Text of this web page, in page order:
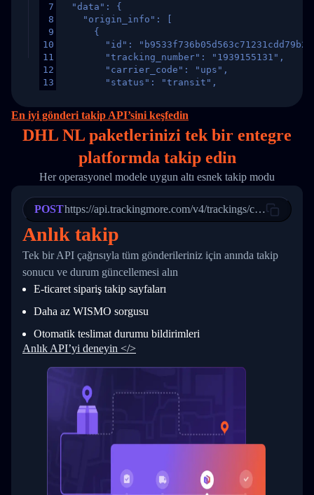
7
8
9
10
11
12
13
16
17
20
21
22
23
24
25
27
28
29
31
33
34
  "data": {
    "origin_info": [
      {
"id":
        "tracking_number": "1939155131",
        "carrier_code": "ups",
        "status": "transit",
        "itemTimeLength": 2,
        "weblink": "",
        "phone": null,
        "trackinfo": [
          {
            "Date": "2017-03-08 04: 22: 00",
"StatusDescription": "Departed
"Details": "Departed Facility
          },
          {
            "Date": "2017-03-06 15:28:00",
"StatusDescription": "Shipment
"Details": "BEIJING-
          }
        ]
      }
  }
}
En iyi gönderi takip API’sini keşfedin
DHL NL paketlerinizi tek bir entegre
platformda takip edin
Her operasyonel modele uygun altı esnek takip modu
POSThttps://api.trackingmore.com/v4/trackings/create
Anlık takip
Tek bir API çağrısıyla tüm gönderileriniz için anında takip
sonucu ve durum güncellemesi alın
E-ticaret sipariş takip sayfaları
Daha az WISMO sorgusu
Otomatik teslimat durumu bildirimleri
Anlık API’yi deneyin </>